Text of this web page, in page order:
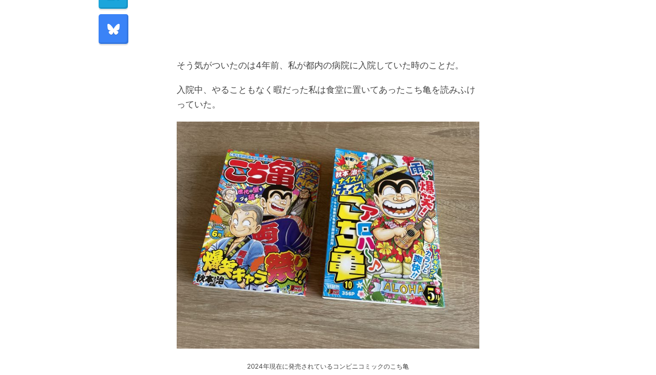
そう気がついたのは4年前、私が都内の病院に入院していた時のことだ。
入院中、やることもなく暇だった私は食堂に置いてあったこち亀を読みふけ
っていた。
2024年現在に発売されているコンビニコミックのこち亀